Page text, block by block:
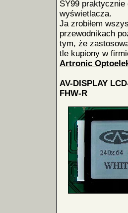
SY99 praktycznie
wyświetlacza.
Ja zrobiłem
przewodnikach
tym, że
tle kupiony w
Artronic
AV-DISPLAY
FHW-R